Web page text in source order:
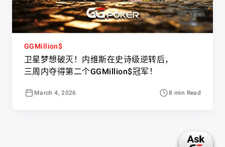
GGMillion$
卫星梦想破灭！内维斯在史诗级逆转后，
三周内夺得第二个GGMillion$冠军！
March 4, 2026 8 min Read